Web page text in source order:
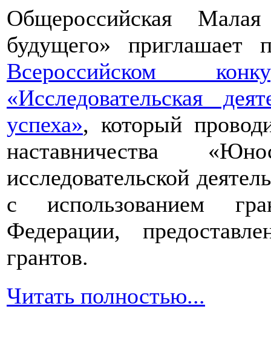
Общероссийская
будущего» приглашает
Всероссийском
«Исследовательская
успеха», который
наставничества
исследовательской
с использованием
Федерации,
грантов.
Читать полностью...